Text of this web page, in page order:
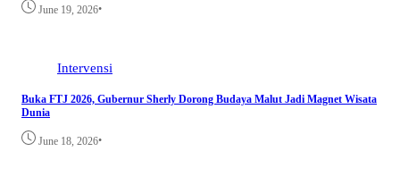
June 19, 2026•
Intervensi
Buka FTJ 2026, Gubernur Sherly Dorong Budaya Malut Jadi Magnet Wisata
Dunia
June 18, 2026•